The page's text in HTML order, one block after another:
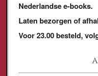
Nederlandse e-books.
Laten bezorgen of
Voor 23.00 besteld,